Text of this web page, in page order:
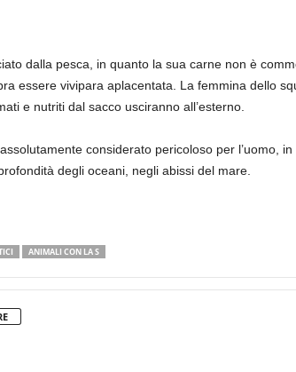
dalla pesca, in quanto la sua carne non è
essere vivipara aplacentata. La femmina dello
e nutriti dal sacco usciranno all’esterno.
considerato pericoloso per l’uomo,
degli oceani, negli abissi del mare.
ANIMALI CON LA S